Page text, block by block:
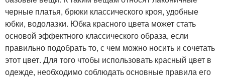
черные платья, брюки классического кроя, удобные
юбки, водолазки. Юбка красного цвета может стать
основой эффектного классического образа, если
правильно подобрать то, с чем можно носить и сочетать
этот цвет. Для того чтобы использовать красный цвет в
одежде, необходимо соблюдать основные правила его